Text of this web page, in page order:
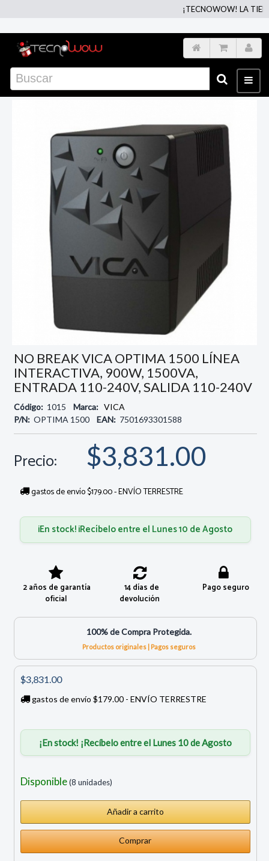
¡TECNOWOW! LA
NO BREAK VICA OPTIMA 1500 LÍNEA
INTERACTIVA, 900W, 1500VA,
ENTRADA 110-240V, SALIDA 110-240V
Código: 1015 Marca: VICA
P/N: OPTIMA 1500 EAN: 7501693301588
Precio: $3,831.00
gastos de envío $179.00 - ENVÍO TERRESTRE
¡En stock! ¡Recíbelo entre el Lunes 10 de Agosto
2 años de garantía
oficial
14 días de
devolución
Pago seguro
100% de Compra Protegida.
Productos originales | Pagos seguros
$3,831.00
gastos de envío $179.00 - ENVÍO TERRESTRE
¡En stock! ¡Recíbelo entre el Lunes 10 de Agosto
Disponible(8 unidades)
Comprar